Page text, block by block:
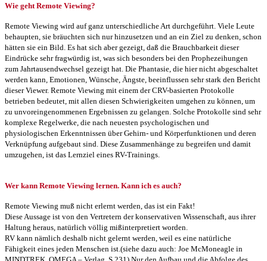
Wie geht Remote Viewing?
Remote Viewing wird auf ganz unterschiedliche Art durchgeführt. Viele Leute
behaupten, sie bräuchten sich nur hinzusetzen und an ein Ziel zu denken, schon
hätten sie ein Bild. Es hat sich aber gezeigt, daß die Brauchbarkeit dieser
Eindrücke sehr fragwürdig ist, was sich besonders bei den Prophezeihungen
zum Jahrtausendwechsel gezeigt hat. Die Phantasie, die hier nicht abgeschaltet
werden kann, Emotionen, Wünsche, Ängste, beeinflussen sehr stark den Bericht
dieser Viewer. Remote Viewing mit einem der CRV-basierten Protokolle
betrieben bedeutet, mit allen diesen Schwierigkeiten umgehen zu können, um
zu unvoreingenommenen Ergebnissen zu gelangen. Solche Protokolle sind sehr
komplexe Regelwerke, die nach neuesten psychologischen und
physiologischen Erkenntnissen über Gehirn- und Körperfunktionen und deren
Verknüpfung aufgebaut sind. Diese Zusammenhänge zu begreifen und damit
umzugehen, ist das Lernziel eines RV-Trainings.
Wer kann Remote Viewing lernen. Kann ich es auch?
Remote Viewing muß nicht erlernt werden, das ist ein Fakt!
Diese Aussage ist von den Vertretern der konservativen Wissenschaft, aus ihrer
Haltung heraus, natürlich völlig mißinterpretiert worden.
RV kann nämlich deshalb nicht gelernt werden, weil es eine natürliche
Fähigkeit eines jeden Menschen ist.(siehe dazu auch: Joe McMoneagle in